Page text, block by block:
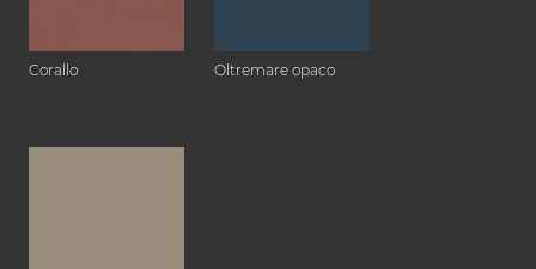
Corallo Oltremare opaco